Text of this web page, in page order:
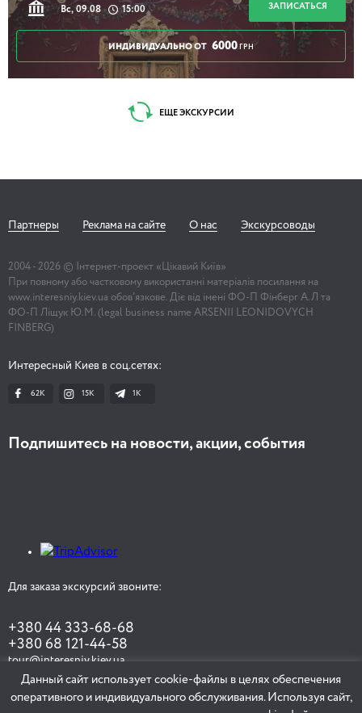
Вс, 09.08 15:00 ЗАПИСАТЬСЯ
ИНДИВИДУАЛЬНО ОТ 6000 ГРН
ЕЩЕ ЭКСКУРСИИ
Партнеры Реклама на сайте О нас Экскурсоводы
2004 - 2026 © Інтернет-проект «Цікавий Київ»
При повному або частковому використанні матеріалів посилання на
www.interesniy.kiev.ua обов'язкове. Діє від імені ФО-П Фінберг А.Л та
ФО-П Ліщук Ю.М. (legal business name ARSENII LEONIDOVYCH
FINBERG)
Интересный Киев в соц.сетях:
62K 15K 1К
Подпишитесь на новости, акции, события
Для заказа экскурсий звоните:
+380 44 333-68-68
+380 68 121-44-58
tour@interesniy.kiev.ua
Данный сайт использует cookie-файлы в целях обеспечения
оперативного и индивидуального обслуживания. Используя сайт,